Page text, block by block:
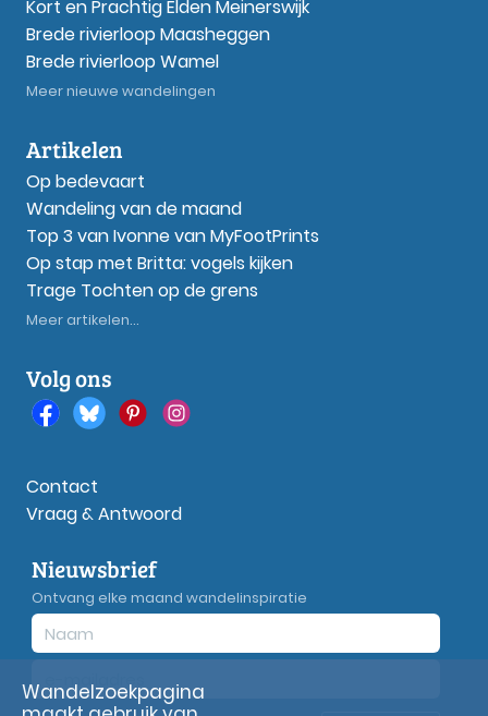
Kort en Prachtig Elden Meinerswijk
Brede rivierloop Maasheggen
Brede rivierloop Wamel
Meer nieuwe wandelingen
Artikelen
Op bedevaart
Wandeling van de maand
Top 3 van Ivonne van MyFootPrints
Op stap met Britta: vogels kijken
Trage Tochten op de grens
Meer artikelen...
Volg ons
Contact
Vraag & Antwoord
Nieuwsbrief
Ontvang elke maand wandelinspiratie
Wandelzoekpagina